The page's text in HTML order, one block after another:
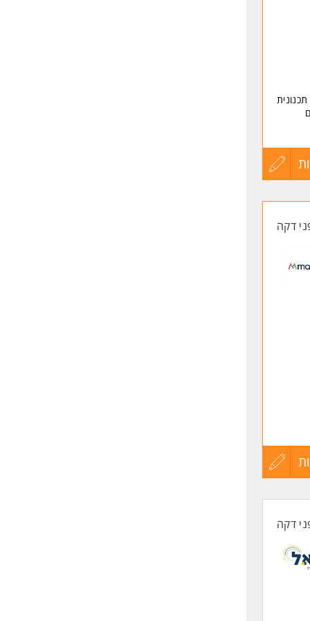
עדכון
דקה
עדכון
דקה